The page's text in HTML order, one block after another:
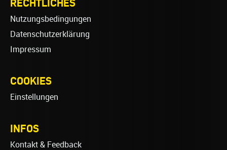
RECHTLICHES
Nutzungsbedingungen
Datenschutzerklärung
Impressum
COOKIES
Einstellungen
INFOS
Kontakt & Feedback